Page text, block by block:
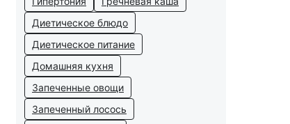
Диетическое блюдо
Диетическое питание
Домашняя кухня
Запеченные овощи
Запеченный лосось